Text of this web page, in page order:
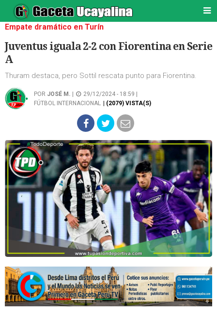
Empate dramático en Turín
Juventus iguala 2-2 con Fiorentina en Serie
A
Thuram destaca, pero Sottil rescata punto para Fiorentina.
POR JOSÉ M.
29/12/2024 - 18:59 |
FÚTBOL INTERNACIONAL
| (2079) VISTA(S)